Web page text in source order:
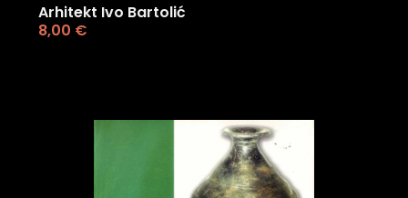
Arhitekt Ivo Bartolić
8,00 €